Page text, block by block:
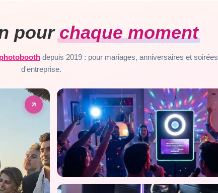
pourchaque moment
depuis 2019 : pour mariages, anniversaires et soirées
d'entreprise.